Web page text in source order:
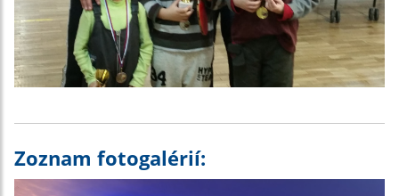
Zoznam fotogalérií: